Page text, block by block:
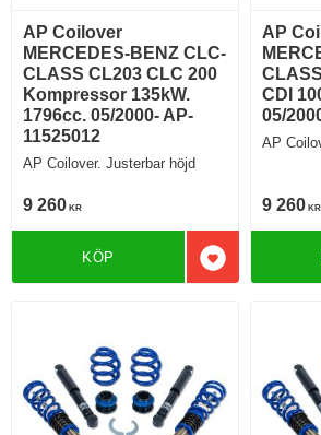
AP Coilover
MERCEDES-BENZ CLC-
CLASS CL203 CLC 200
Kompressor 135kW.
1796cc. 05/2000- AP-
11525012
AP Coilover. Justerbar höjd
9 260 KR
Lägg till i
KÖP
AP
CDI
05/
AP
9 260 KR